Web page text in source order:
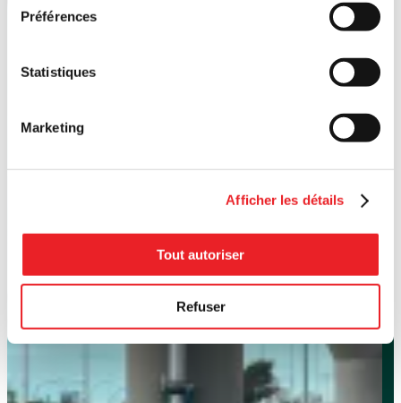
Préférences
Statistiques
Marketing
Afficher les détails
Tout autoriser
Refuser